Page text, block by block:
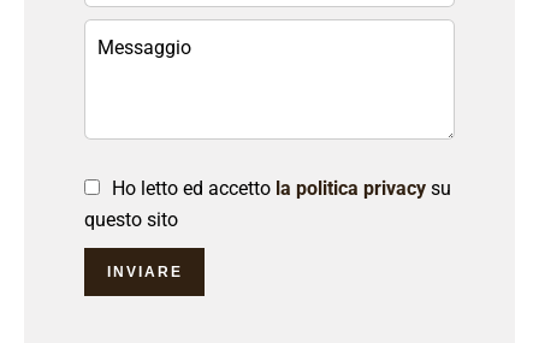
Ho letto ed accetto la politica privacy su
questo sito
INVIARE